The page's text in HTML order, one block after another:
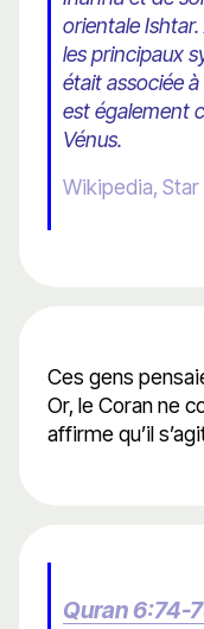
orientale
les principaux
était associée
est également
Vénus.
Wikipedia, Star
Ces gens
Or, le Coran ne
affirme qu’il
Quran 6:74-